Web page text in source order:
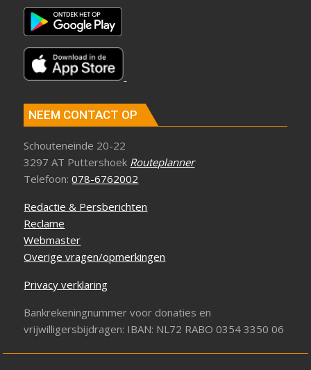
NEEM CONTACT OP
Schouteneinde 20-22
3297 AT Puttershoek Routeplanner
Telefoon:078-6762002
Redactie & Persberichten
Reclame
Webmaster
Overige vragen/opmerkingen
Privacy verklaring
Bankrekeningnummer voor donaties en
vrijwilligersbijdragen: IBAN: NL72 RABO 0354 3350 06